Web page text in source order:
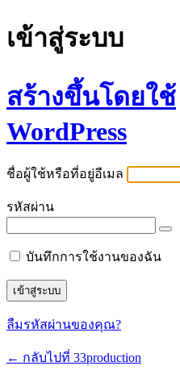
เข้าสู่ระบบ
สร้างขึ้นโดยใช้
WordPress
ชื่อผู้ใช้หรือที่อยู่อีเมล
รหัสผ่าน
บันทึกการใช้งานของฉัน
ลืมรหัสผ่านของคุณ?
← กลับไปที่ 33production